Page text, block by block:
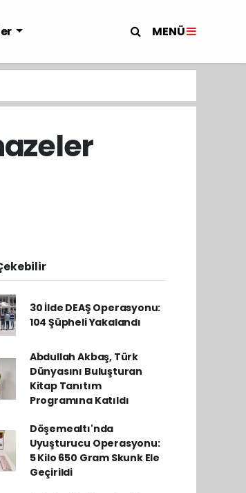
MENÜ
30 İlde DEAŞ Operasyonu:
104 Şüpheli Yakalandı
Abdullah Akbaş, Türk
Dünyasını Buluşturan
Kitap Tanıtım
Programına Katıldı
Döşemealtı'nda
Uyuşturucu Operasyonu:
5 Kilo 650 Gram Skunk Ele
Geçirildi